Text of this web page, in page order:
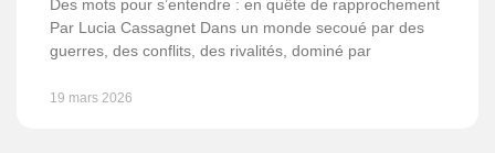
Des mots pour s’entendre : en quête de rapprochement
Par Lucia Cassagnet Dans un monde secoué par des
guerres, des conflits, des rivalités, dominé par
19 mars 2026